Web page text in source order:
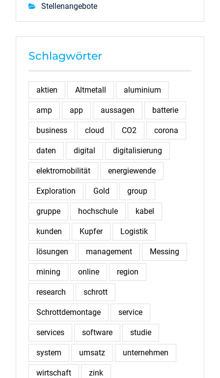
Stellenangebote
Schlagwörter
aktien Altmetall aluminium
amp app aussagen batterie
business cloud CO2 corona
daten digital digitalisierung
elektromobilität energiewende
Exploration Gold group
gruppe hochschule kabel
kunden Kupfer Logistik
lösungen management Messing
mining online region
research schrott
Schrottdemontage service
services software studie
system umsatz unternehmen
wirtschaft zink